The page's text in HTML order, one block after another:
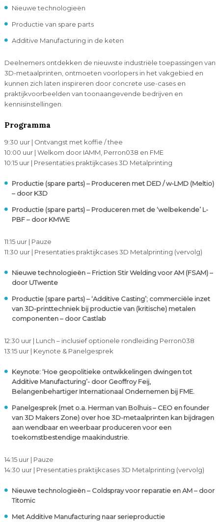
Nieuwe technologieën
Productie van spare parts
Additive Manufacturing in de keten
Deelnemers ontdekken de nieuwste industriële toepassingen van
3D-metaalprinten, ontmoeten voorlopers in het vakgebied en
kunnen zich laten inspireren door concrete use-cases en
praktijkvoorbeelden van toonaangevende bedrijven en
kennisinstellingen.
Programma
9:30 uur | Ontvangst met koffie / thee
10:00 uur | Welkom door IAMM, Perron038 en FME
10:15 uur | Presentaties praktijkcases 3D Metalprinting
Productie (spare parts) – Produceren met DED / w-LMD (Meltio)
– door K3D
Productie (spare parts) – Produceren met de ‘welbekende’ L-
PBF – door KMWE
11:15 uur | Pauze
11:30 uur | Presentaties praktijkcases 3D Metalprinting (vervolg)
Nieuwe technologieën – Friction Stir Welding voor AM (FSAM) –
door UTwente
Productie (spare parts) – ‘Additive Casting’; commerciële inzet
van 3D-printtechniek bij productie van (kritische) metalen
componenten – door Castlab
12:30 uur | Lunch – inclusief optionele rondleiding Perron038
13:15 uur | Keynote & Panelgesprek
Keynote: ‘Hoe geopolitieke ontwikkelingen dwingen tot
Additive Manufacturing’- door Geoffroy Feij,
Belangenbehartiger Internationaal Ondernemen bij FME.
Panelgesprek (met o.a. Herman van Bolhuis – CEO en founder
van 3D Makers Zone) over hoe 3D-metaalprinten kan bijdragen
aan wendbaar en weerbaar produceren voor een
toekomstbestendige maakindustrie.
14:15 uur | Pauze
14:30 uur | Presentaties praktijkcases 3D Metalprinting (vervolg)
Nieuwe technologieën – Coldspray voor reparatie en AM – door
Titomic
Met Additive Manufacturing naar serieproductie